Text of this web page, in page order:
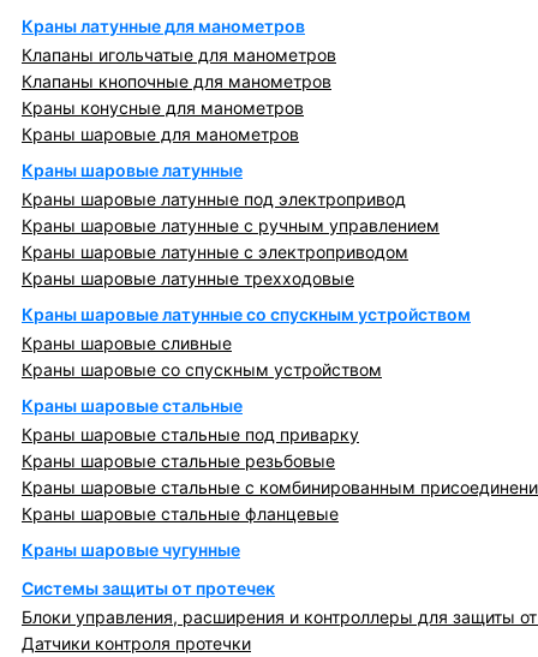
Краны латунные для манометров
Клапаны игольчатые для манометров
Клапаны кнопочные для манометров
Краны конусные для манометров
Краны шаровые для манометров
Краны шаровые латунные
Краны шаровые латунные под электропривод
Краны шаровые латунные с ручным управлением
Краны шаровые латунные с электроприводом
Краны шаровые латунные трехходовые
Краны шаровые латунные со спускным устройством
Краны шаровые сливные
Краны шаровые со спускным устройством
Краны шаровые стальные
Краны шаровые стальные под приварку
Краны шаровые стальные резьбовые
Краны шаровые стальные с комбинированным
Краны шаровые стальные фланцевые
Краны шаровые чугунные
Системы защиты от протечек
Блоки управления, расширения и контроллеры для защиты
Датчики контроля протечки